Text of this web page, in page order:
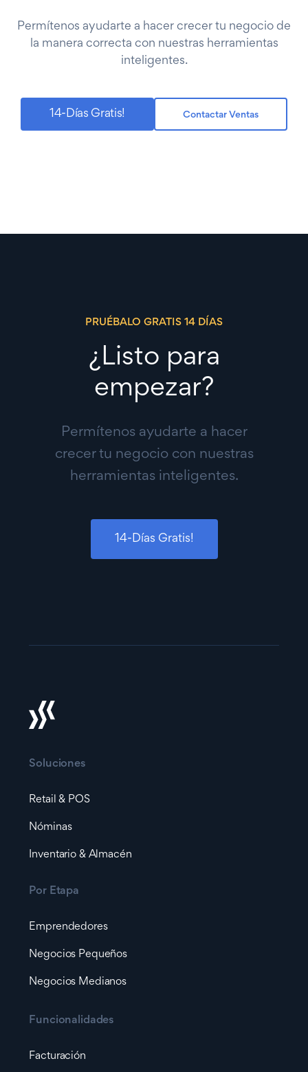
Permítenos ayudarte a hacer crecer tu negocio de
la manera correcta con nuestras herramientas
inteligentes.
14-Días Gratis! Contactar Ventas
PRUÉBALO GRATIS 14 DÍAS
¿Listo para
empezar?
Permítenos ayudarte a hacer
crecer tu negocio con nuestras
herramientas inteligentes.
14-Días Gratis!
Soluciones
Retail & POS
Nóminas
Inventario & Almacén
Por Etapa
Emprendedores
Negocios Pequeños
Negocios Medianos
Funcionalidades
Facturación